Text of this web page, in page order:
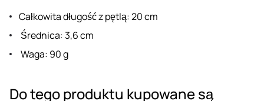
Całkowita długość z pętlą: 20 cm
Średnica: 3,6 cm
Waga: 90 g
Do tego produktu kupowane są